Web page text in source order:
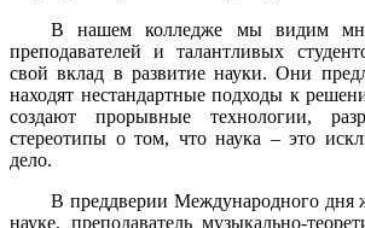
В нашем колледже мы видим
преподавателей и талантливых
свой вклад в развитие науки. Они
находят нестандартные подходы к
создают прорывные технологии,
стереотипы о том, что наука – это
дело.
В преддверии Международного дня
науке, преподаватель музыкально-